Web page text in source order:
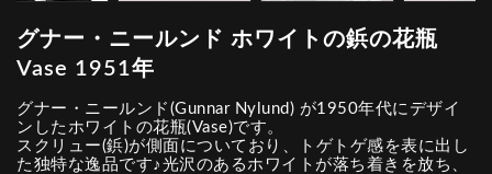
グナー・ニールンド ホワイトの鋲の花瓶
Vase 1951年
グナー・ニールンド(Gunnar Nylund) が1950年代にデザイ
ンしたホワイトの花瓶(Vase)です。
スクリュー(鋲)が側面についており、トゲトゲ感を表に出し
た独特な逸品です♪光沢のあるホワイトが落ち着きを放ち、